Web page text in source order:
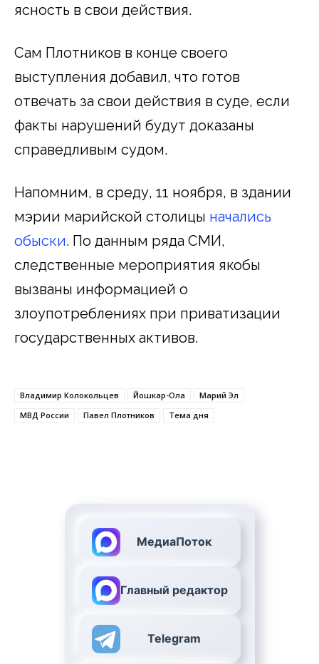
ясность в свои действия.
Сам Плотников в конце своего
выступления добавил, что готов
отвечать за свои действия в суде, если
факты нарушений будут доказаны
справедливым судом.
Напомним, в среду, 11 ноября, в здании
мэрии марийской столицы начались
обыски. По данным ряда СМИ,
следственные мероприятия якобы
вызваны информацией о
злоупотреблениях при приватизации
государственных активов.
Владимир Колокольцев Йошкар-Ола
Марий Эл
МВД России
Павел Плотников Тема дня
МедиаПоток
Главный редактор
Telegram